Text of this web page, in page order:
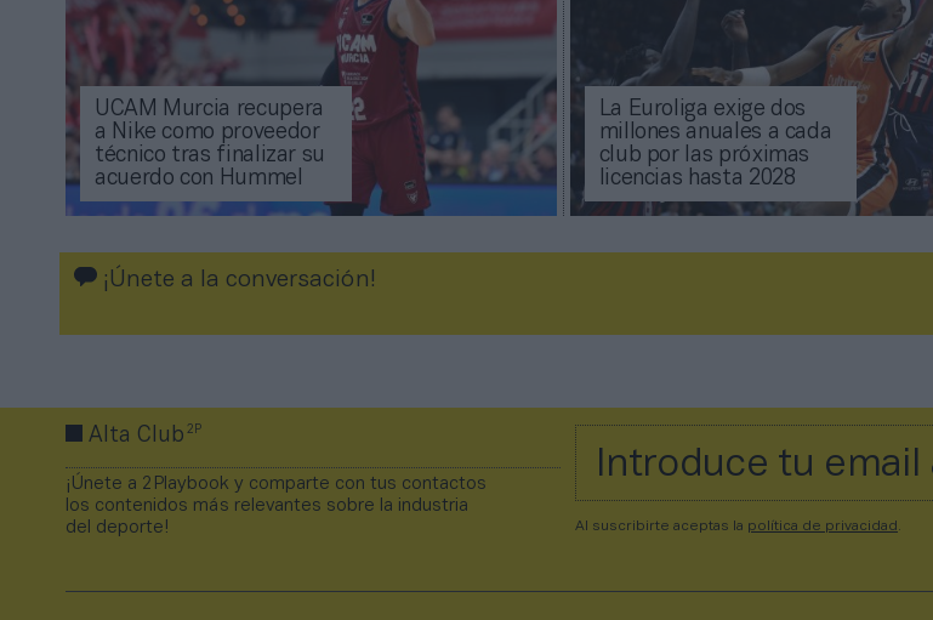
UCAM Murcia recupera
a Nike como proveedor
técnico tras finalizar su
acuerdo con Hummel
La Euroliga exige dos
millones anuales a cada
club por las próximas
licencias hasta 2028
¡Únete a la conversación!
Alta Club2P
¡Únete a 2Playbook y comparte con tus contactos
los contenidos más relevantes sobre la industria
del deporte!
Al suscribirte aceptas la política de privacidad